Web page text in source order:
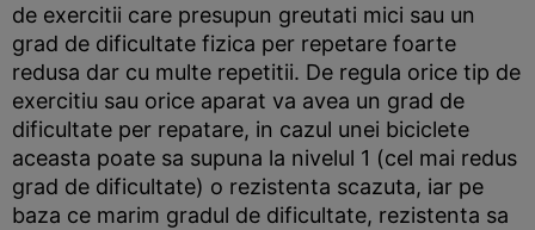
de exercitii care presupun greutati mici sau un
grad de dificultate fizica per repetare foarte
redusa dar cu multe repetitii. De regula orice tip de
exercitiu sau orice aparat va avea un grad de
dificultate per repatare, in cazul unei biciclete
aceasta poate sa supuna la nivelul 1 (cel mai redus
grad de dificultate) o rezistenta scazuta, iar pe
baza ce marim gradul de dificultate, rezistenta sa